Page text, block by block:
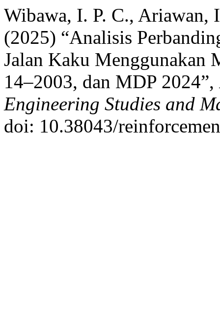
Wibawa, I. P. C., Ariawan,
(2025) “Analisis
Jalan Kaku Menggunakan
14–2003, dan MDP 2024”,
Engineering Studies and
doi: 10.38043/